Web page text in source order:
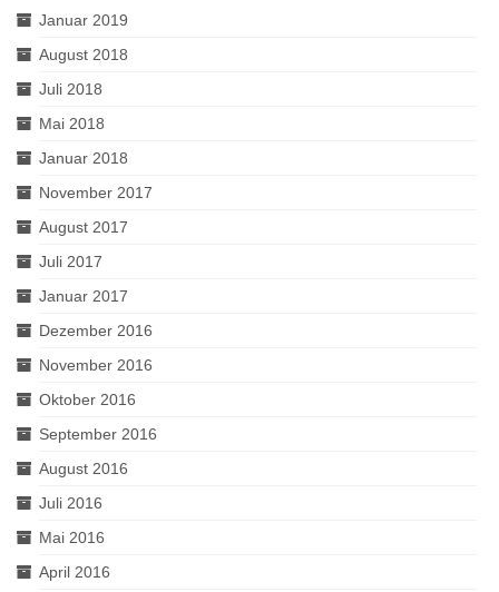
Januar 2019
August 2018
Juli 2018
Mai 2018
Januar 2018
November 2017
August 2017
Juli 2017
Januar 2017
Dezember 2016
November 2016
Oktober 2016
September 2016
August 2016
Juli 2016
Mai 2016
April 2016